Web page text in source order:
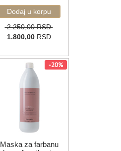
2.250,00 RSD
1.800,00RSD
-20%
Maska za farbanu